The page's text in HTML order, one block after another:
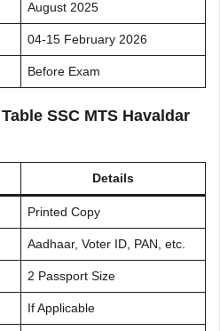
August 2025
04-15 February 2026
Before Exam
SSC MTS Havaldar
Details
Printed Copy
Aadhaar, Voter ID, PAN, etc.
2 Passport Size
If Applicable